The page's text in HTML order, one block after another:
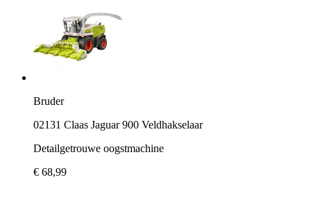
Bruder
02131 Claas Jaguar 900 Veldhakselaar
Detailgetrouwe oogstmachine
€ 68,99